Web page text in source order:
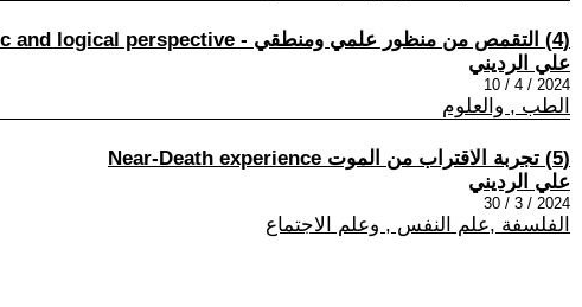
(4) التقمص من منظور علمي ومنطقي - Reincarnation from a scientific and logical perspective
علي الرديني
2024 / 4 / 10
الطب , والعلوم
(5) تجربة الاقتراب من الموت Near-Death experience
علي الرديني
2024 / 3 / 30
الفلسفة ,علم النفس , وعلم الاجتماع